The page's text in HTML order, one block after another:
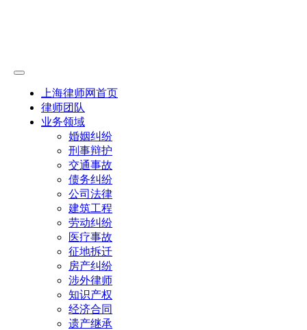
上海律师网首页
律师团队
业务领域
婚姻纠纷
刑事辩护
交通事故
债务纠纷
公司法律
建筑工程
劳动纠纷
医疗事故
征地拆迁
房产纠纷
涉外律师
知识产权
经济合同
遗产继承